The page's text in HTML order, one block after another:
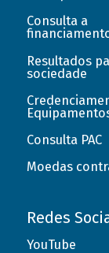
Consulta a
Resultados
sociedade
Consulta PAC
Moedas
Redes
YouTube